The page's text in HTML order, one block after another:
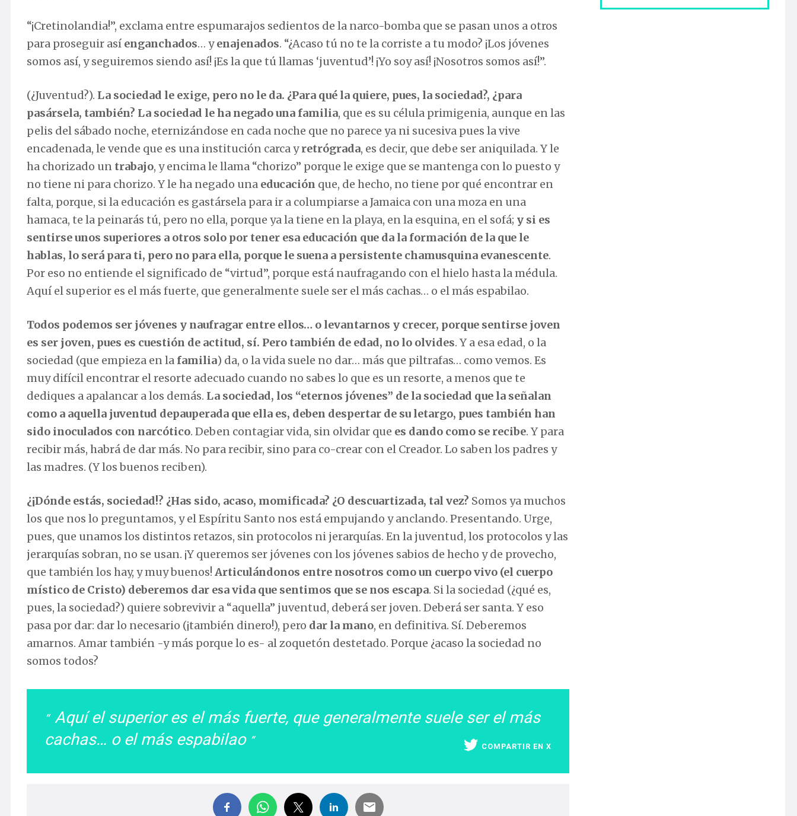
“¡Cretinolandia!”, exclama entre espumarajos sedientos de la narco-bomba que se pasan unos a otros
para proseguir así enganchados… yenajenados. “¿Acaso tú no te la corriste a tu modo? ¡Los jóvenes
somos así, y seguiremos siendo así! ¡Es la que tú llamas ‘juventud’! ¡Yo soy así! ¡Nosotros somos así!”.
(¿Juventud?). La sociedad le exige, pero no le da. ¿Para qué la quiere, pues, la sociedad?, ¿para
pasársela, también? La sociedad le ha negado una familia, que es su célula primigenia, aunque en las
pelis del sábado noche, eternizándose en cada noche que no parece ya ni sucesiva pues la vive
encadenada, le vende que es una institución carca yretrógrada, es decir, que debe ser aniquilada. Y le
ha chorizado un trabajo, y encima le llama “chorizo” porque le exige que se mantenga con lo puesto y
no tiene ni para chorizo. Y le ha negado una educación que, de hecho, no tiene por qué encontrar en
falta, porque, si la educación es gastársela para ir a columpiarse a Jamaica con una moza en una
hamaca, te la peinarás tú, pero no ella, porque ya la tiene en la playa, en la esquina, en el sofá; y si es
sentirse unos superiores a otros solo por tener esa educación que da la formación de la que le
hablas, lo será para ti, pero no para ella, porque le suena a persistente chamusquina evanescente.
Por eso no entiende el significado de “virtud”, porque está naufragando con el hielo hasta la médula.
Aquí el superior es el más fuerte, que generalmente suele ser el más cachas… o el más espabilao.
Todos podemos ser jóvenes y naufragar entre ellos… o levantarnos y crecer, porque sentirse joven
es ser joven, pues es cuestión de actitud, sí. Pero también de edad, no lo olvides. Y a esa edad, o la
sociedad (que empieza en la familia) da, o la vida suele no dar… más que piltrafas… como vemos. Es
muy difícil encontrar el resorte adecuado cuando no sabes lo que es un resorte, a menos que te
dediques a apalancar a los demás. La sociedad, los “eternos jóvenes” de la sociedad que la señalan
como a aquella juventud depauperada que ella es, deben despertar de su letargo, pues también han
sido inoculados con narcótico. Deben contagiar vida, sin olvidar que es dando como se recibe. Y para
recibir más, habrá de dar más. No para recibir, sino para co-crear con el Creador. Lo saben los padres y
las madres. (Y los buenos reciben).
¿¡Dónde estás, sociedad!? ¿Has sido, acaso, momificada? ¿O descuartizada, tal vez? Somos ya muchos
los que nos lo preguntamos, y el Espíritu Santo nos está empujando y anclando. Presentando. Urge,
pues, que unamos los distintos retazos, sin protocolos ni jerarquías. En la juventud, los protocolos y las
jerarquías sobran, no se usan. ¡Y queremos ser jóvenes con los jóvenes sabios de hecho y de provecho,
que también los hay, y muy buenos! Articulándonos entre nosotros como un cuerpo vivo (el cuerpo
místico de Cristo) deberemos dar esa vida que sentimos que se nos escapa. Si la sociedad (¿qué es,
pues, la sociedad?) quiere sobrevivir a “aquella” juventud, deberá ser joven. Deberá ser santa. Y eso
pasa por dar: dar lo necesario (¡también dinero!), pero dar la mano, en definitiva. Sí. Deberemos
amarnos. Amar también -y más porque lo es- al zoquetón destetado. Porque ¿acaso la sociedad no
somos todos?
Aquí el superior es el más fuerte, que generalmente suele ser el más
cachas… o el más espabilao
COMPARTIR EN X